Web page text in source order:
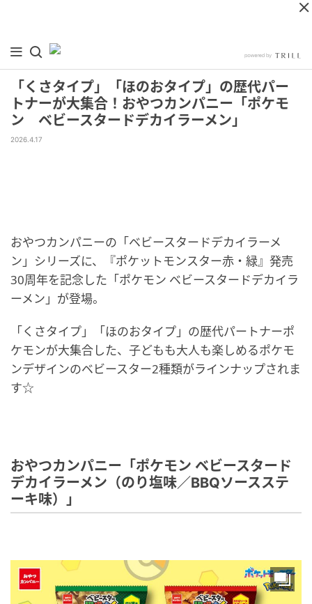
「くさタイプ」「ほのおタイプ」の歴代パー
トナーが大集合！おやつカンパニー「ポケモ
ン ベビースタードデカイラーメン」
2026.4.17
おやつカンパニーの「ベビースタードデカイラーメ
ン」シリーズに、『ポケットモンスター赤・緑』発売
30周年を記念した「ポケモン ベビースタードデカイラ
ーメン」が登場。
「くさタイプ」「ほのおタイプ」の歴代パートナーポ
ケモンが大集合した、子どもも大人も楽しめるポケモ
ンデザインのベビースター2種類がラインナップされま
す☆
おやつカンパニー「ポケモン ベビースタード
デカイラーメン（のり塩味／BBQソースステ
ーキ味）」